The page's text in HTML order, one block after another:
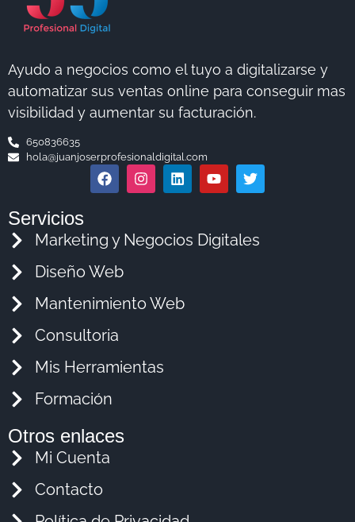
Ayudo a negocios como el tuyo a digitalizarse y
automatizar sus ventas online para conseguir mas
visibilidad y aumentar su facturación.
650836635
hola@juanjoserprofesionaldigital.com
Servicios
Marketing y Negocios Digitales
Diseño Web
Mantenimiento Web
Consultoria
Mis Herramientas
Formación
Otros enlaces
Mi Cuenta
Contacto